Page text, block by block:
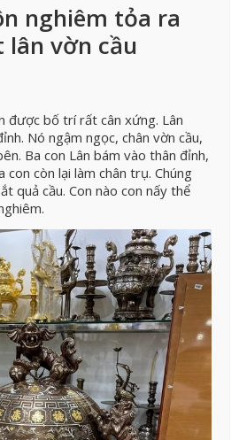
nghiêm tỏa ra
vờn cầu
được bố trí rất cân xứng. Lân
Nó ngậm ngọc, chân vờn cầu,
Ba con Lân bám vào thân đỉnh,
còn lại làm chân trụ. Chúng
quả cầu. Con nào con nấy thể